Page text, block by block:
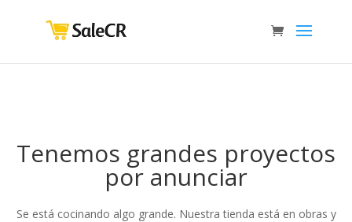
Tenemos grandes proyectos
por anunciar
Se está cocinando algo grande. Nuestra tienda está en obras y